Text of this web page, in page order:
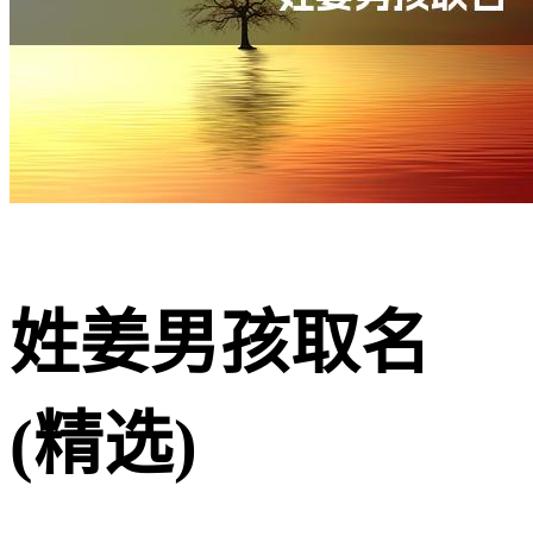
姓姜男孩取名
(精选)